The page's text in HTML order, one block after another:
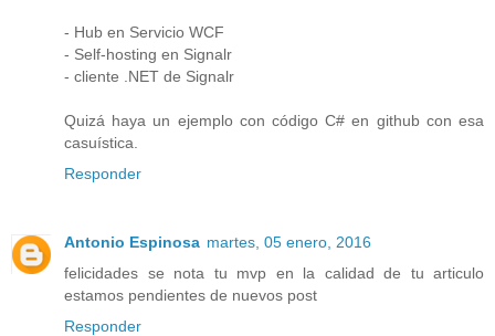
- Hub en Servicio WCF
- Self-hosting en Signalr
- cliente .NET de Signalr
Quizá haya un ejemplo con código C# en github con esa
casuística.
Responder
Antonio Espinosa martes, 05 enero, 2016
felicidades se nota tu mvp en la calidad de tu articulo
estamos pendientes de nuevos post
Responder